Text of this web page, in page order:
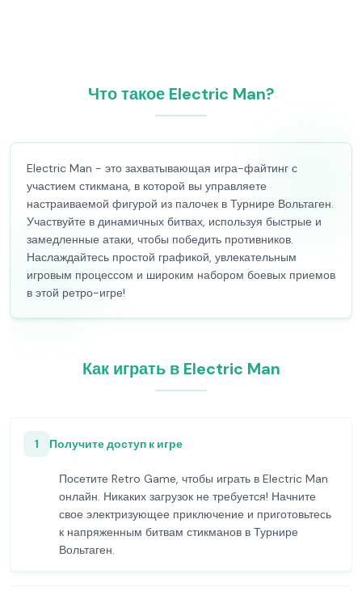
Что такое Electric Man?
Electric Man - это захватывающая игра-файтинг с
участием стикмана, в которой вы управляете
настраиваемой фигурой из палочек в Турнире Вольтаген.
Участвуйте в динамичных битвах, используя быстрые и
замедленные атаки, чтобы победить противников.
Наслаждайтесь простой графикой, увлекательным
игровым процессом и широким набором боевых приемов
в этой ретро-игре!
Как играть в Electric Man
1 Получите доступ к игре
Посетите Retro Game, чтобы играть в Electric Man
онлайн. Никаких загрузок не требуется! Начните
свое электризующее приключение и приготовьтесь
к напряженным битвам стикманов в Турнире
Вольтаген.